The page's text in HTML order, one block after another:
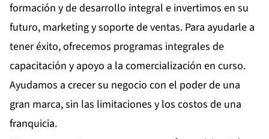
formación y de desarrollo integral e invertimos en su
futuro, marketing y soporte de ventas. Para ayudarle a
tener éxito, ofrecemos programas integrales de
capacitación y apoyo a la comercialización en curso.
Ayudamos a crecer su negocio con el poder de una
gran marca, sin las limitaciones y los costos de una
franquicia.